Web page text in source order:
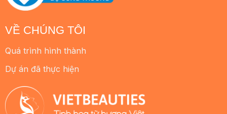
VỀ CHÚNG TÔI
Quá trình hình thành
Dự án đã thực hiện